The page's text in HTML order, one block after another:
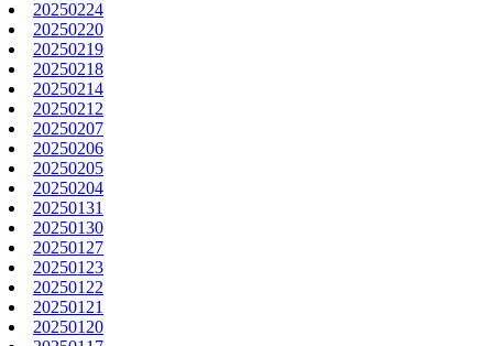
20250224
20250220
20250219
20250218
20250214
20250212
20250207
20250206
20250205
20250204
20250131
20250130
20250127
20250123
20250122
20250121
20250120